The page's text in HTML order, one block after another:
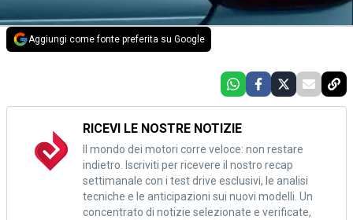
Aggiungi come fonte preferita su Google
RICEVI LE NOSTRE NOTIZIE
Il mondo dei motori corre veloce: non restare
indietro. Iscriviti per ricevere il nostro recap
settimanale con i test drive esclusivi, le analisi
tecniche e le anticipazioni sui nuovi modelli. Un
concentrato di notizie selezionate e verificate,